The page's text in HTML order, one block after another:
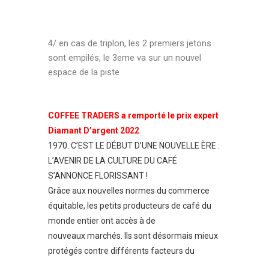
4/ en cas de triplon, les 2 premiers jetons
sont empilés, le 3eme va sur un nouvel
espace de la piste
COFFEE TRADERS a remporté le prix expert
Diamant D’argent 2022
1970. C’EST LE DÉBUT D’UNE NOUVELLE ÈRE :
L’AVENIR DE LA CULTURE DU CAFÉ
S’ANNONCE FLORISSANT !
Grâce aux nouvelles normes du commerce
équitable, les petits producteurs de café du
monde entier ont accès à de
nouveaux marchés. Ils sont désormais mieux
protégés contre différents facteurs du